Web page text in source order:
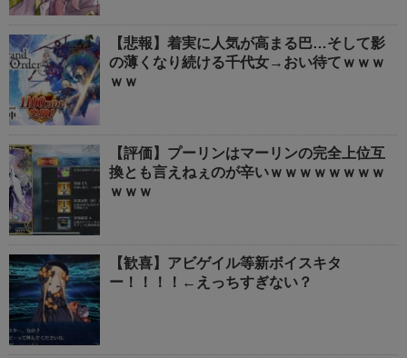
【悲報】着実に人気が高まる巴…そして影
の薄くなり続ける千代女→おい待てｗｗｗ
ｗｗ
【評価】プーリンはマーリンの完全上位互
換とも言えねぇのが辛いｗｗｗｗｗｗｗｗ
ｗｗｗ
【歓喜】アビゲイル等新ボイスキタ
ー！！！！←えっちすぎない？